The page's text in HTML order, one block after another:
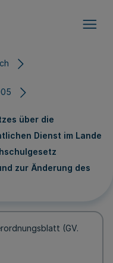
über die
Dienst im Lande
zur Änderung des
(GV.